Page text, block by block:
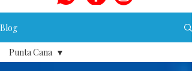
Blog
Punta Cana